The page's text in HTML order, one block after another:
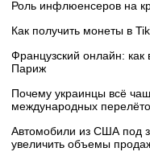
Роль инфлюенсеров на
Как получить монеты в
Французский онлайн: как
Париж
Почему украинцы всё
международных
Автомобили из США под
увеличить объемы